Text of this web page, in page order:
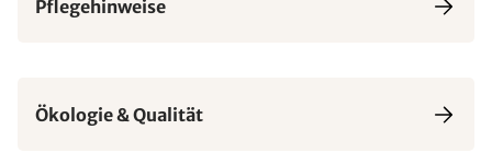
Pflegehinweise
Ökologie & Qualität